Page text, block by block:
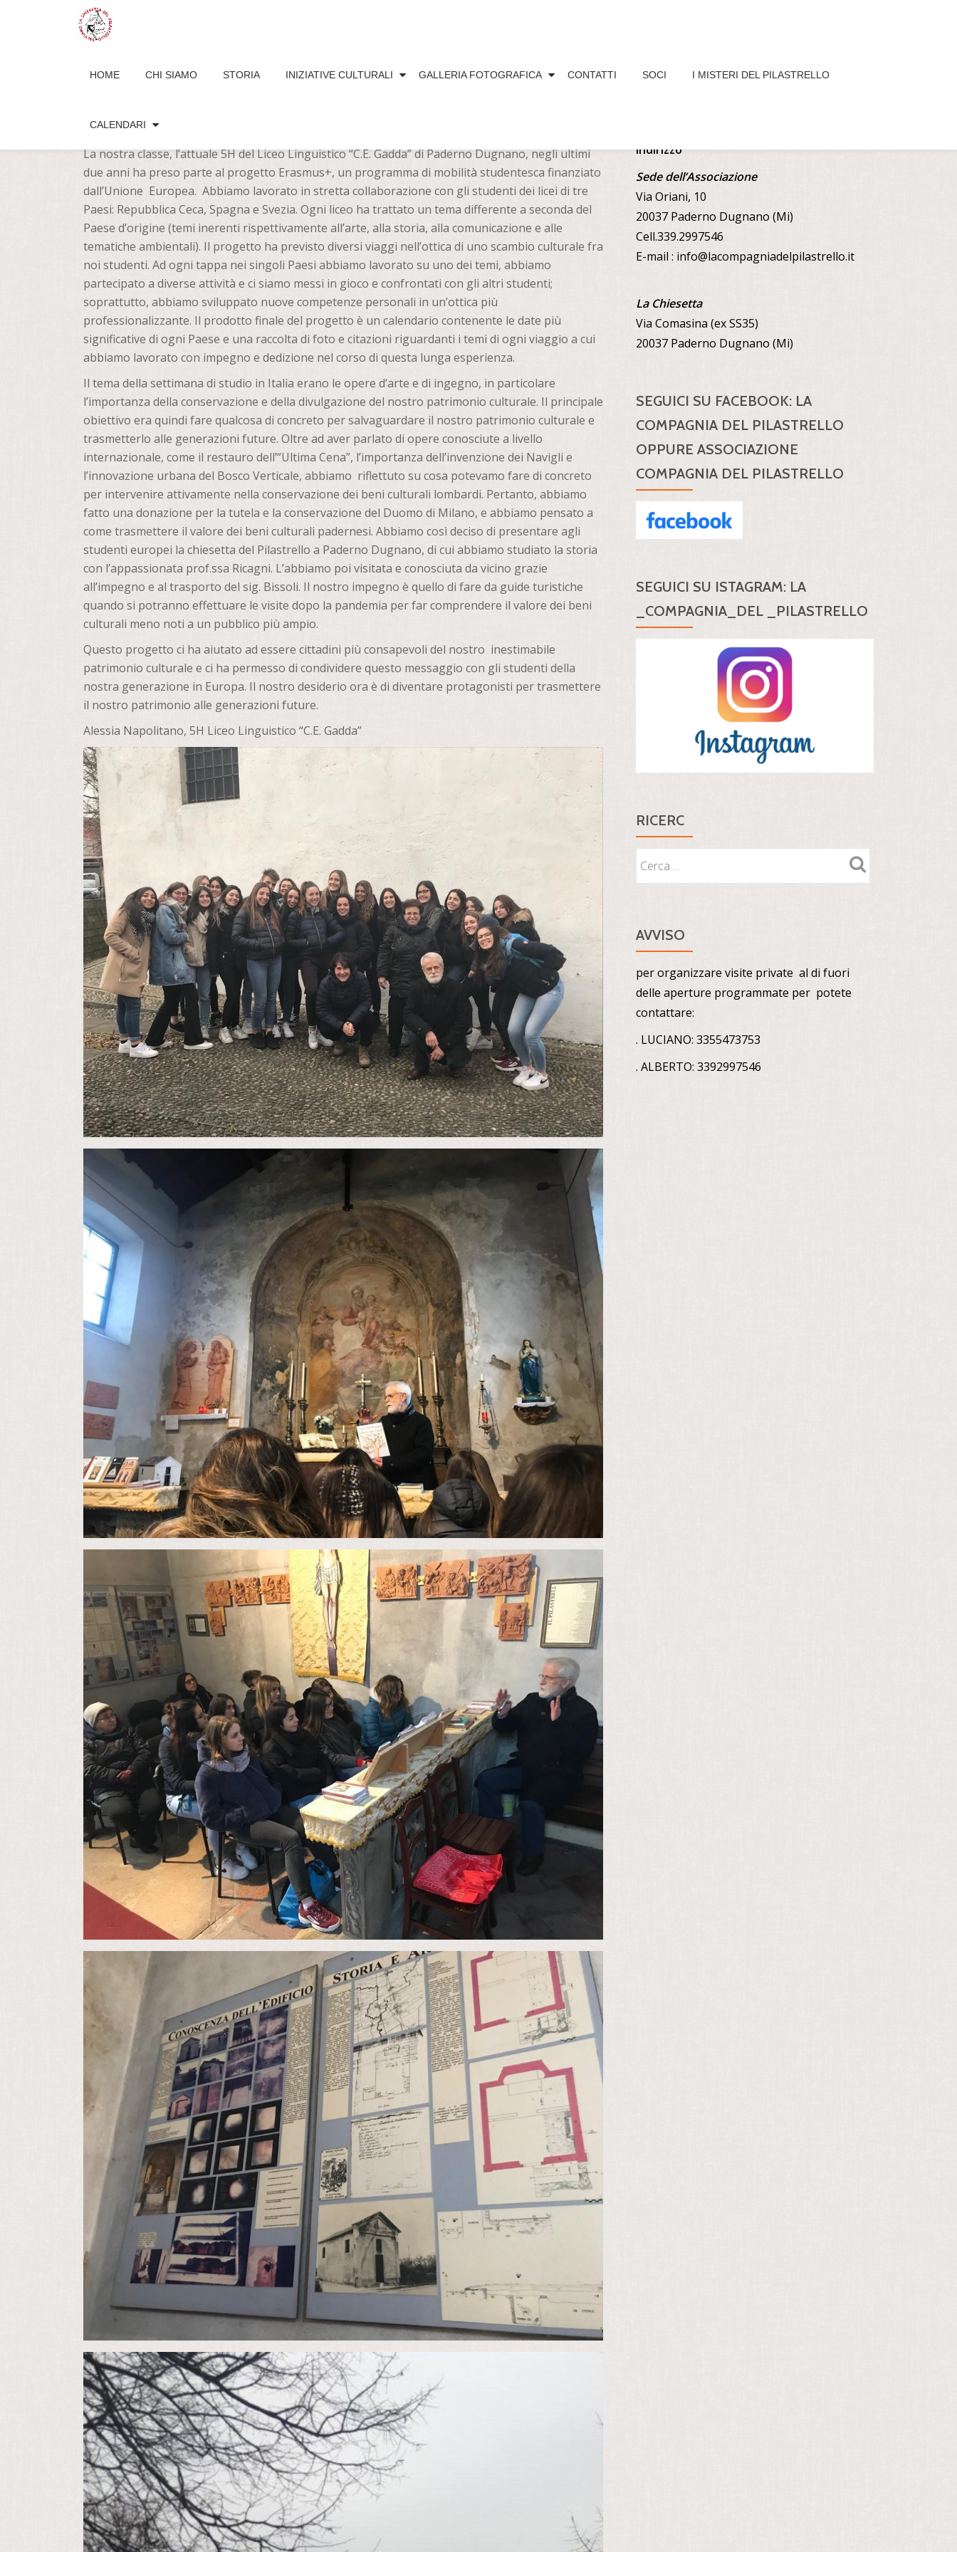
HOME CHI SIAMO STORIA INIZIATIVE CULTURALI GALLERIA FOTOGRAFICA CONTATTI SOCI I MISTERI DEL PILASTRELLO
CALENDARI
La nostra classe, l’attuale 5H del Liceo Linguistico “C.E. Gadda” di Paderno Dugnano, negli ultimi
due anni ha preso parte al progetto Erasmus+, un programma di mobilità studentesca finanziato
dall’Unione Europea. Abbiamo lavorato in stretta collaborazione con gli studenti dei licei di tre
Paesi: Repubblica Ceca, Spagna e Svezia. Ogni liceo ha trattato un tema differente a seconda del
Paese d’origine (temi inerenti rispettivamente all’arte, alla storia, alla comunicazione e alle
tematiche ambientali). Il progetto ha previsto diversi viaggi nell’ottica di uno scambio culturale fra
noi studenti. Ad ogni tappa nei singoli Paesi abbiamo lavorato su uno dei temi, abbiamo
partecipato a diverse attività e ci siamo messi in gioco e confrontati con gli altri studenti;
soprattutto, abbiamo sviluppato nuove competenze personali in un’ottica più
professionalizzante. Il prodotto finale del progetto è un calendario contenente le date più
significative di ogni Paese e una raccolta di foto e citazioni riguardanti i temi di ogni viaggio a cui
abbiamo lavorato con impegno e dedizione nel corso di questa lunga esperienza.
Il tema della settimana di studio in Italia erano le opere d’arte e di ingegno, in particolare
l’importanza della conservazione e della divulgazione del nostro patrimonio culturale. Il principale
obiettivo era quindi fare qualcosa di concreto per salvaguardare il nostro patrimonio culturale e
trasmetterlo alle generazioni future. Oltre ad aver parlato di opere conosciute a livello
internazionale, come il restauro dell’“Ultima Cena”, l’importanza dell’invenzione dei Navigli e
l’innovazione urbana del Bosco Verticale, abbiamo riflettuto su cosa potevamo fare di concreto
per intervenire attivamente nella conservazione dei beni culturali lombardi. Pertanto, abbiamo
fatto una donazione per la tutela e la conservazione del Duomo di Milano, e abbiamo pensato a
come trasmettere il valore dei beni culturali padernesi. Abbiamo così deciso di presentare agli
studenti europei la chiesetta del Pilastrello a Paderno Dugnano, di cui abbiamo studiato la storia
con l’appassionata prof.ssa Ricagni. L’abbiamo poi visitata e conosciuta da vicino grazie
all’impegno e al trasporto del sig. Bissoli. Il nostro impegno è quello di fare da guide turistiche
quando si potranno effettuare le visite dopo la pandemia per far comprendere il valore dei beni
culturali meno noti a un pubblico più ampio.
Questo progetto ci ha aiutato ad essere cittadini più consapevoli del nostro inestimabile
patrimonio culturale e ci ha permesso di condividere questo messaggio con gli studenti della
nostra generazione in Europa. Il nostro desiderio ora è di diventare protagonisti per trasmettere
il nostro patrimonio alle generazioni future.
Alessia Napolitano, 5H Liceo Linguistico “C.E. Gadda”
Indirizzo
Sede dell’Associazione
Via Oriani, 10
20037 Paderno Dugnano (Mi)
Cell.339.2997546
E-mail : info@lacompagniadelpilastrello.it
La Chiesetta
Via Comasina (ex SS35)
20037 Paderno Dugnano (Mi)
SEGUICI SU FACEBOOK: LA
COMPAGNIA DEL PILASTRELLO
OPPURE ASSOCIAZIONE
COMPAGNIA DEL PILASTRELLO
SEGUICI SU ISTAGRAM: LA
_COMPAGNIA_DEL _PILASTRELLO
RICERC
AVVISO
per organizzare visite private al di fuori
delle aperture programmate per potete
contattare:
. LUCIANO: 3355473753
. ALBERTO: 3392997546